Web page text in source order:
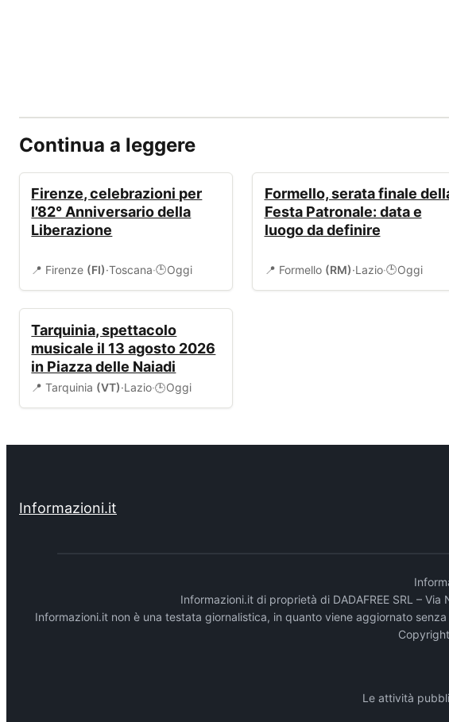
Continua a leggere
Firenze, celebrazioni per
l’82° Anniversario della
Liberazione
📍 Firenze (FI)·Toscana·🕒Oggi
Formello, serata finale
Festa Patronale: data e
luogo da definire
📍 Formello (RM)·Lazio·🕒Oggi
Tarquinia, spettacolo
musicale il 13 agosto 2026
in Piazza delle Naiadi
📍 Tarquinia (VT)·Lazio·🕒Oggi
Informazioni.it
Informazioni.it di proprietà di DADAFREE SRL –
Informazioni.it non è una testata giornalistica, in quanto viene aggiornato
Le attività